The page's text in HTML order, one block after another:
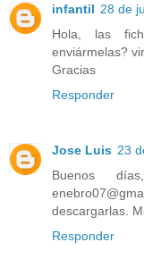
infantil 28 de
Hola, las
enviármelas?
Gracias
Responder
Jose Luis 23
Buenos
descargarlas.
Responder